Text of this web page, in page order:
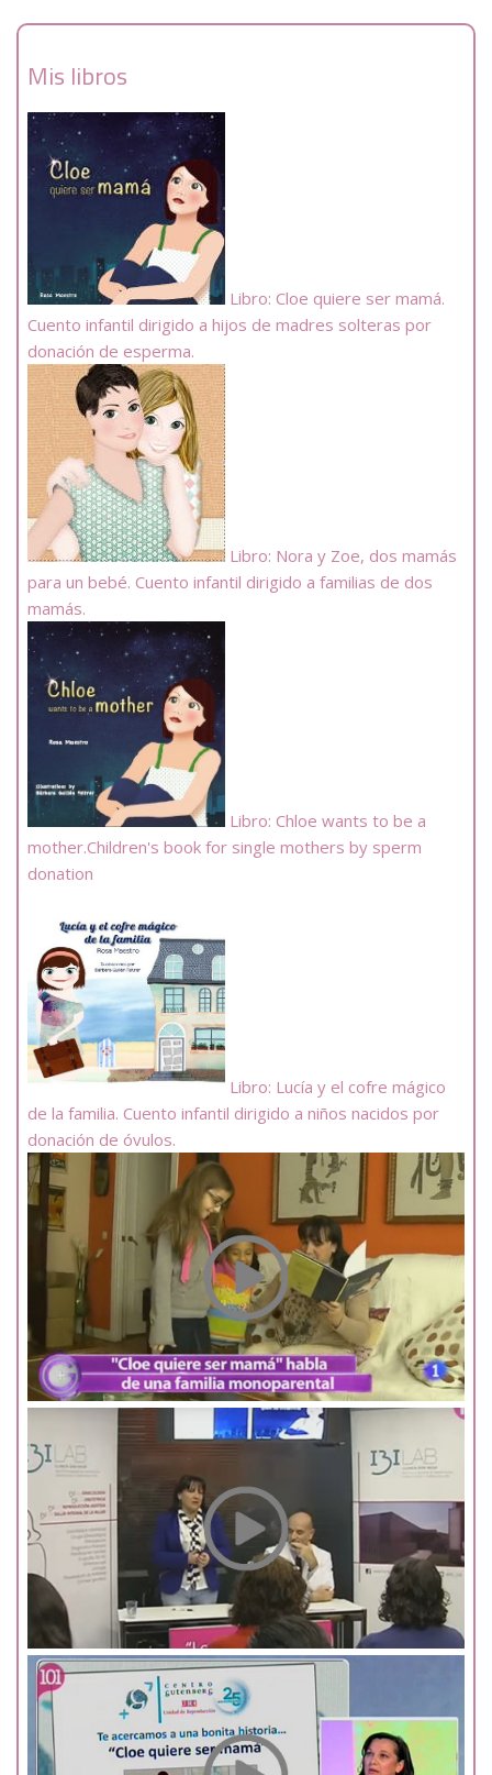
Mis libros
Libro: Cloe quiere ser mamá.
Cuento infantil dirigido a hijos de madres solteras por
donación de esperma.
Libro: Nora y Zoe, dos mamás
para un bebé. Cuento infantil dirigido a familias de dos
mamás.
Libro: Chloe wants to be a
mother.Children's book for single mothers by sperm
donation
Libro: Lucía y el cofre mágico
de la familia. Cuento infantil dirigido a niños nacidos por
donación de óvulos.